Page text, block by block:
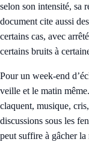
selon son intensité, sa
document cite aussi
certains cas, avec
certains bruits à
Pour un week-end
veille et le matin
claquent, musique,
discussions sous les
peut suffire à gâcher